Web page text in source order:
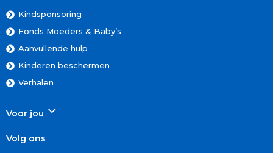
Kindsponsoring
Fonds Moeders & Baby’s
Aanvullende hulp
Kinderen beschermen
Verhalen
Voor jou
Volg ons